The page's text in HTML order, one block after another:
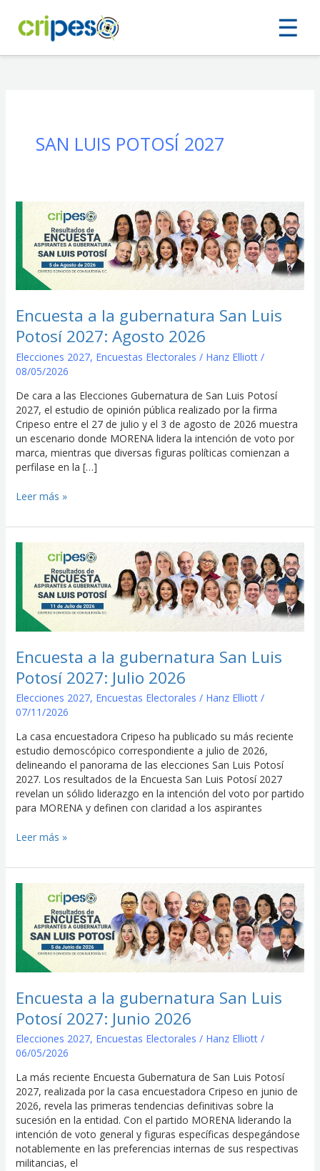
☰
contenido
SAN LUIS POTOSÍ 2027
Encuesta a la gubernatura San Luis
Potosí 2027: Agosto 2026
Elecciones 2027, Encuestas Electorales / Hanz Elliott /
08/05/2026
De cara a las Elecciones Gubernatura de San Luis Potosí
2027, el estudio de opinión pública realizado por la firma
Cripeso entre el 27 de julio y el 3 de agosto de 2026 muestra
un escenario donde MORENA lidera la intención de voto por
marca, mientras que diversas figuras políticas comienzan a
perfilase en la […]
gubernatura
San
Luis
Potosí
2027:
Agosto
2026
Leer más »
Encuesta a la gubernatura San Luis
Potosí 2027: Julio 2026
Elecciones 2027, Encuestas Electorales / Hanz Elliott /
07/11/2026
La casa encuestadora Cripeso ha publicado su más reciente
estudio demoscópico correspondiente a julio de 2026,
delineando el panorama de las elecciones San Luis Potosí
2027. Los resultados de la Encuesta San Luis Potosí 2027
revelan un sólido liderazgo en la intención del voto por partido
para MORENA y definen con claridad a los aspirantes
gubernatura
San
Luis
Potosí
2027:
Julio
2026
Leer más »
Encuesta a la gubernatura San Luis
Potosí 2027: Junio 2026
Elecciones 2027, Encuestas Electorales / Hanz Elliott /
06/05/2026
La más reciente Encuesta Gubernatura de San Luis Potosí
2027, realizada por la casa encuestadora Cripeso en junio de
2026, revela las primeras tendencias definitivas sobre la
sucesión en la entidad. Con el partido MORENA liderando la
intención de voto general y figuras específicas despegándose
notablemente en las preferencias internas de sus respectivas
militancias, el
gubernatura
San
Luis
Potosí
2027:
Junio
2026